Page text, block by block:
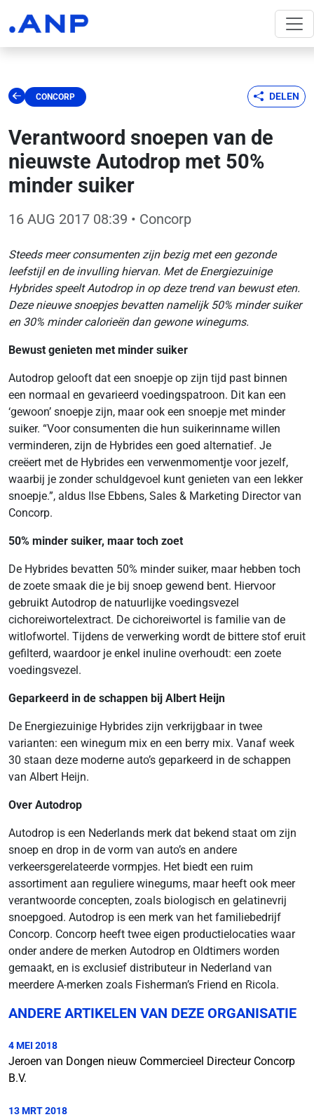
CONCORP DELEN
Verantwoord snoepen van de
nieuwste Autodrop met 50%
minder suiker
16 AUG 2017 08:39 • Concorp
Steeds meer consumenten zijn bezig met een gezonde
leefstijl en de invulling hiervan. Met de Energiezuinige
Hybrides speelt Autodrop in op deze trend van bewust eten.
Deze nieuwe snoepjes bevatten namelijk 50% minder suiker
en 30% minder calorieën dan gewone winegums.
Bewust genieten met minder suiker
Autodrop gelooft dat een snoepje op zijn tijd past binnen
een normaal en gevarieerd voedingspatroon. Dit kan een
‘gewoon’ snoepje zijn, maar ook een snoepje met minder
suiker. “Voor consumenten die hun suikerinname willen
verminderen, zijn de Hybrides een goed alternatief. Je
creëert met de Hybrides een verwenmomentje voor jezelf,
waarbij je zonder schuldgevoel kunt genieten van een lekker
snoepje.”, aldus Ilse Ebbens, Sales & Marketing Director van
Concorp.
50% minder suiker, maar toch zoet
De Hybrides bevatten 50% minder suiker, maar hebben toch
de zoete smaak die je bij snoep gewend bent. Hiervoor
gebruikt Autodrop de natuurlijke voedingsvezel
cichoreiwortelextract. De cichoreiwortel is familie van de
witlofwortel. Tijdens de verwerking wordt de bittere stof eruit
gefilterd, waardoor je enkel inuline overhoudt: een zoete
voedingsvezel.
Geparkeerd in de schappen bij Albert Heijn
De Energiezuinige Hybrides zijn verkrijgbaar in twee
varianten: een winegum mix en een berry mix. Vanaf week
30 staan deze moderne auto’s geparkeerd in de schappen
van Albert Heijn.
Over Autodrop
Autodrop is een Nederlands merk dat bekend staat om zijn
snoep en drop in de vorm van auto’s en andere
verkeersgerelateerde vormpjes. Het biedt een ruim
assortiment aan reguliere winegums, maar heeft ook meer
verantwoorde concepten, zoals biologisch en gelatinevrij
snoepgoed. Autodrop is een merk van het familiebedrijf
Concorp. Concorp heeft twee eigen productielocaties waar
onder andere de merken Autodrop en Oldtimers worden
gemaakt, en is exclusief distributeur in Nederland van
meerdere A-merken zoals Fisherman’s Friend en Ricola.
ANDERE ARTIKELEN VAN DEZE ORGANISATIE
4 MEI 2018
Jeroen van Dongen nieuw Commercieel Directeur Concorp
B.V.
13 MRT 2018